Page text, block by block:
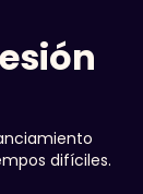
difíciles.